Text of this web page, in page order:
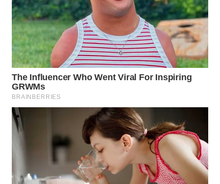
WAHANA
TANI
WAHANA
ADVOKAT
WAHANA
INFRASTRUKTUR
KONSUMEN